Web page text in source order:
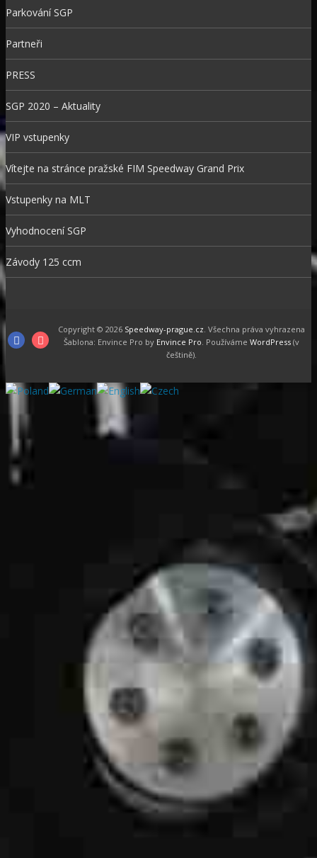
Parkování SGP
Partneři
PRESS
SGP 2020 – Aktuality
VIP vstupenky
Vítejte na stránce pražské FIM Speedway Grand Prix
Vstupenky na MLT
Vyhodnocení SGP
Závody 125 ccm
FacebookInstagram
Copyright © 2026 Speedway-prague.cz. Všechna práva vyhrazena
Šablona: Envince Pro by Envince Pro. Používáme WordPress(v
češtině).